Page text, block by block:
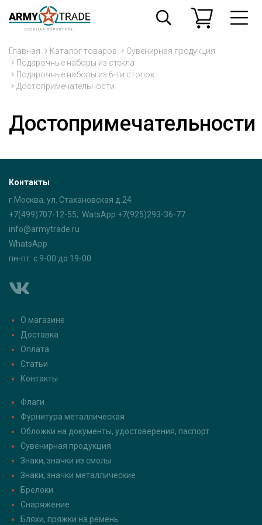
Главная Каталог товаров
Сувенирная продукция
Подарочные наборы из стекла
Подарочные наборы из 6-ти стопок
Достопримечательности
Достопримечательности
Контакты
г.Москва, ул. Стахановская д.24
+7(499)707-12-55; WatsApp +7(925)293-36-77
info@armytrade.ru
WhatsApp
пн-пт: с 9-00 до 19-00
О магазине
Доставка
Оплата
Статьи
Контакты
Флаги
Фурнитура металлическая
Обложки на документы, удостоверения, паспорт
Сувенирная продукция
Знаки, значки из смолы
Знаки, значки металлические
Брелоки
Снаряжение
Бляхи, пряжки на ремень